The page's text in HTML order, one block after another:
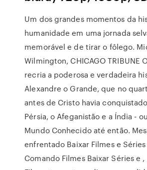
Um dos grandes momentos da
humanidade em uma jornada
memorável e de tirar o fôlego.
Wilmington, CHICAGO TRIBUNE
recria a poderosa e verdadeira
Alexandre o Grande, que no
antes de Cristo havia
Pérsia, o Afeganistão e a Índia -
Mundo Conhecido até então.
enfrentado Baixar Filmes e
Comando Filmes Baixar Séries e